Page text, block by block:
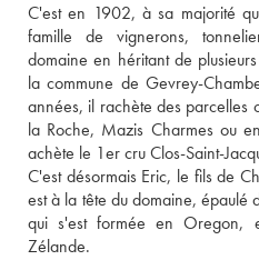
C'est en 1902, à sa majorité
famille de vignerons,
domaine en héritant de
la commune de Gevrey-
années, il rachète des parcelles
la Roche, Mazis Charmes ou
achète le 1er cru Clos-Saint-
C'est désormais Eric, le fils de
est à la tête du domaine, épaulé
qui s'est formée en Oregon,
Zélande.